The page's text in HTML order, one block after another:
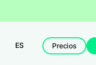
ES Precios